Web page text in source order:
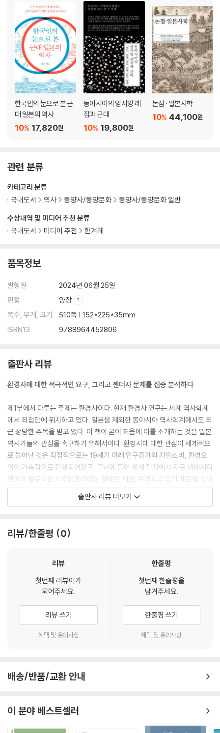
2. 조선 정부의 대(對)후금 무역정책
3. 조선의 대후금 무역정책의 배경
맺는말
9. 감추는 외교 ------ 와타나베 미키(渡邊美季) 247
― 청에 대한 류쿠·일본 관계 은폐정책
머리말
1. 류큐의 역사와 중국·일본과의 관계
2. 은폐정책의 개시와 전개
3. 은폐정책과 표착사건
4. 은폐정책과 청조(淸朝)
Ⅴ. 서학에 대한 대응
10. 메이지 일본 계몽사상의 재검토 ------ 고노 유리(河野有理) 273
― 『메이로쿠 잡지』(明六雜誌)를 소재로
1. 계몽과 점진주의
2. 포스트 ‘봉건·군현론’의 시대: ‘봉건’ 의회/‘군현’ 의회
11. 근대 동아시아 지식변화의 한 장면 ------ 쑨칭(孫靑) 297
과 신학(新學) 과예(課藝)
머리말
1. 신학 도입의 과도형식: 서원에서의 ‘과예’시험
2. 청말 교육개혁과 신학 과예의 세 발전 단계
맺는말
Ⅵ. 국제관계(근대편)
12. 각종 미디어로 본 전쟁과 일본 민중의 중국관 ------ 가나야마 야스유
키(金山泰志) 335
머리말
1. 신문 이외 미디어를 통한 민중의 중국관 연구
2. 소학교 교육을 통해 본 일본의 중국관
3. 소년 잡지를 통해 본 일본의 중국관
4. 고단과 연극을 통해 본 일본의 중국관
5. 고전세계의 중국에 대한 긍정적 시선
빈(戴海斌) 355
2. 제1차 중국행(1899년 10~11월)
3. 제2차 중국행(1901년 7~8월)
맺는말
Ⅶ. 젠더·자본주의·신식민주의
머리말
맺는말
한국인의 눈으로 본 근
대 일본의 역사
17,820원
10%
동아시아의 앙시앙 레
짐과 근대
19,800원
10%
논점 · 일본사학
44,100원
10%
관련 분류
수상내역 및 미디어 추천 분류
국내도서
미디어 추천 한겨레
카테고리 분류
국내도서
역사 동양사/동양문화 동양사/동양문화 일반
품목정보
발행일
2024년 06월 25일
판형
양장
쪽수, 무게, 크기
510쪽 | 152*225*35mm
ISBN13
9788964452806
출판사 리뷰
환경사에 대한 적극적인 요구, 그리고 젠더사 문제를 집중 분석하다
제1부에서 다루는 주제는 환경사이다. 현재 환경사 연구는 세계 역사학계
에서 최첨단에 위치하고 있다. 일본을 제외한 동아시아 역사학계에서도 최
근 상당한 주목을 받고 있다. 이 책이 굳이 처음에 이를 소개하는 것은 일본
역사가들의 관심을 촉구하기 위해서이다. 환경사에 대한 관심이 세계적으
로 늘어난 것은 직접적으로는 19세기 이래 인구증가와 자원소비, 환경오
염이 가속적으로 진행되어왔고, 근년에 들어 세계 각지에서 지구 생태계의
변화가 불규칙한 기후변동이라는 형태로 체감, 우려되고 있기 때문일 것이
다. 인재(人災)뿐만 아니라 자연계가 일으키는 재해도 중요한데, 동일본
대지진 이후 자연계를 시야에 넣은 역사의 장기변동에 대한 관심이 역사학
제2부는 전근대 동아시아 각국의 정치체제에 관해 살펴보고 있다. 전근대
으로서의 과거(科擧), 즉 학력시험에 의한 군주 직속의 관료 선발과 군주
가들에 존재했지만 일본에는 없었다. 동아시아 전통질서에는 정치체제의
근간에 현저한 공통성과 이질성이 보이는데, 이것은 비교사의 좋은 소재가
될 것이다.
제3부는 전근대의 정치사상을 다루고 있다. 지식인이 각 시기의 정치체제
논한 것이다. 중국에서의 통설은 사마광을 전제군주의 옹호자로 보고 있지
중앙집권체제이기는 했지만 전제는 아니었다고 주장한다. 그런 시각에서
『자치통감』에서의 왕위계승을 둘러싼 기술을 분석하여, 사마광은 황제 자
출판사 리뷰 더보기
리뷰/한줄평 0
리뷰
첫번째 리뷰어가
되어주세요.
리뷰 쓰기
혜택 및 유의사항
한줄평
첫번째 한줄평을
남겨주세요.
한줄평 쓰기
혜택 및 유의사항
배송/반품/교환 안내
이 분야 베스트셀러